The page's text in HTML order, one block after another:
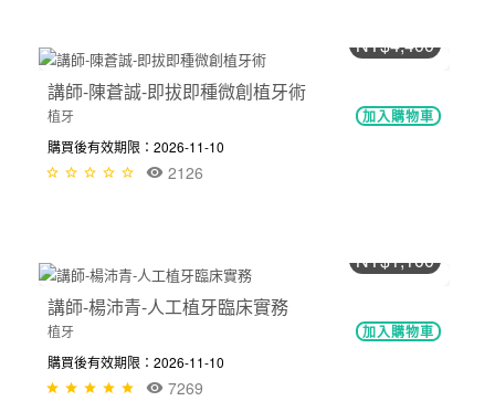
NT$4,400
講師-陳蒼誠-即拔即種微創植牙術
植牙 加入購物車
購買後有效期限：2026-11-10
2126
NT$1,100
講師-楊沛青-人工植牙臨床實務
植牙 加入購物車
購買後有效期限：2026-11-10
7269